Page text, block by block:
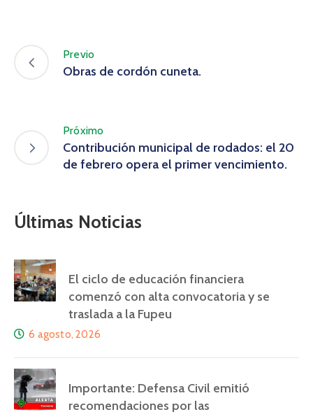
Previo
Obras de cordón cuneta.
Próximo
Contribución municipal de rodados: el 20
de febrero opera el primer vencimiento.
Últimas Noticias
El ciclo de educación financiera
comenzó con alta convocatoria y se
traslada a la Fupeu
6 agosto, 2026
Importante: Defensa Civil emitió
recomendaciones por las